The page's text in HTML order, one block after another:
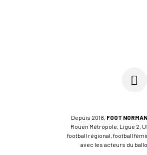
Depuis 2018, FOOT
Rouen Métropole, Ligue 2,
football régional, football
avec les acteurs du